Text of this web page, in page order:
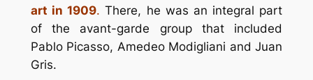
art in 1909. There, he was an integral part
of the avant-garde group that included
Pablo Picasso, Amedeo Modigliani and Juan
Gris.